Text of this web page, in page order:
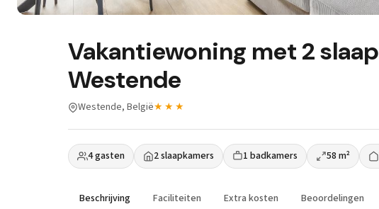
Vakantiewoning met 2
Westende
Westende, België★★★
4 gasten 2 slaapkamers 1 badkamers 58 m²
Beschrijving Faciliteiten Extra kosten Beoordelingen